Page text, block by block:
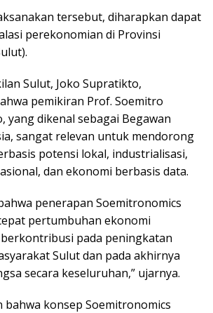
tersebut, diharapkan dapat
perekonomian di Provinsi
Sulut, Joko Supratikto,
pemikiran Prof. Soemitro
yang dikenal sebagai Begawan
sangat relevan untuk mendorong
potensi lokal, industrialisasi,
dan ekonomi berbasis data.
penerapan Soemitronomics
pertumbuhan ekonomi
pada peningkatan
Sulut dan pada akhirnya
secara keseluruhan,” ujarnya.
bahwa konsep Soemitronomics